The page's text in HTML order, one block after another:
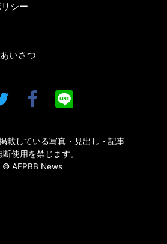
シー
いさつ
載している写真・見出し・記事
断使用を禁じます。
© AFPBB News